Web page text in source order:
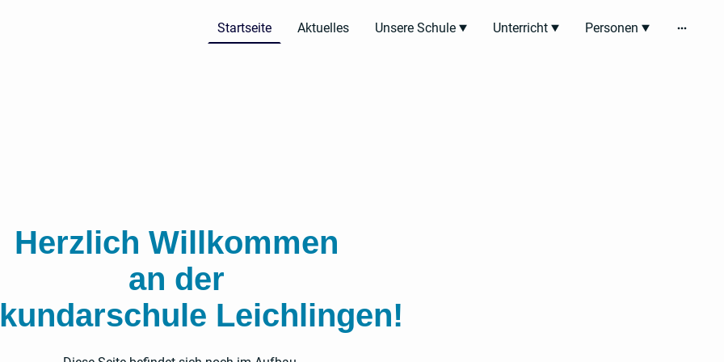
Startseite Aktuelles Unsere Schule Unterricht Personen
Herzlich Willkommen
an der
Leichlingen!